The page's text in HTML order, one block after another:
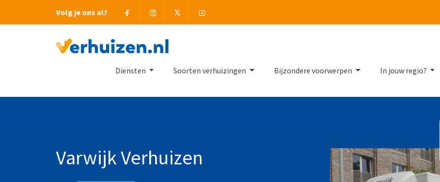
Volg je ons al? Facebook InstagramTwitter
Diensten Soorten verhuizingen Bijzondere voorwerpen In jouw regio?
Varwijk Verhuizen